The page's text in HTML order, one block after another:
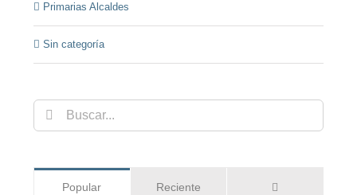
Primarias Alcaldes
Sin categoría
Buscar:
Popular Reciente